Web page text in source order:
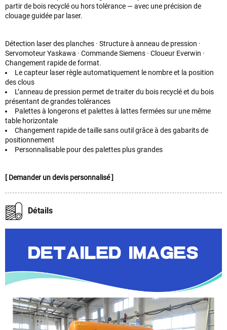
partir de bois recyclé ou hors tolérance — avec une précision de
clouage guidée par laser.
Détection laser des planches · Structure à anneau de pression ·
Servomoteur Yaskawa · Commande Siemens · Cloueur Everwin ·
Changement rapide de format.
Le capteur laser règle automatiquement le nombre et la position
des clous
L’anneau de pression permet de traiter du bois recyclé et du bois
présentant de grandes tolérances
Palettes à longerons et palettes à lattes fermées sur une même
table horizontale
Changement rapide de taille sans outil grâce à des gabarits de
positionnement
Personnalisable pour des palettes plus grandes
[ Demander un devis personnalisé ]
Détails